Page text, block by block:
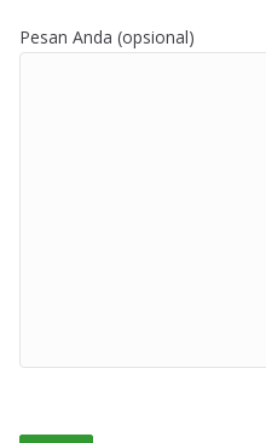
Pesan Anda (opsional)